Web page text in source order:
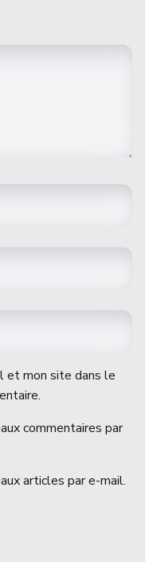
et mon site dans le
commentaires par
articles par e-mail.